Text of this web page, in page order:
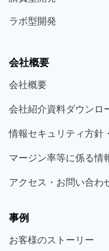
ラボ型開発
会社概要
会社概要
会社紹介資料ダウンロ
情報セキュリティ方針
マージン率等に係る情
アクセス・お問い合わ
事例
お客様のストーリー